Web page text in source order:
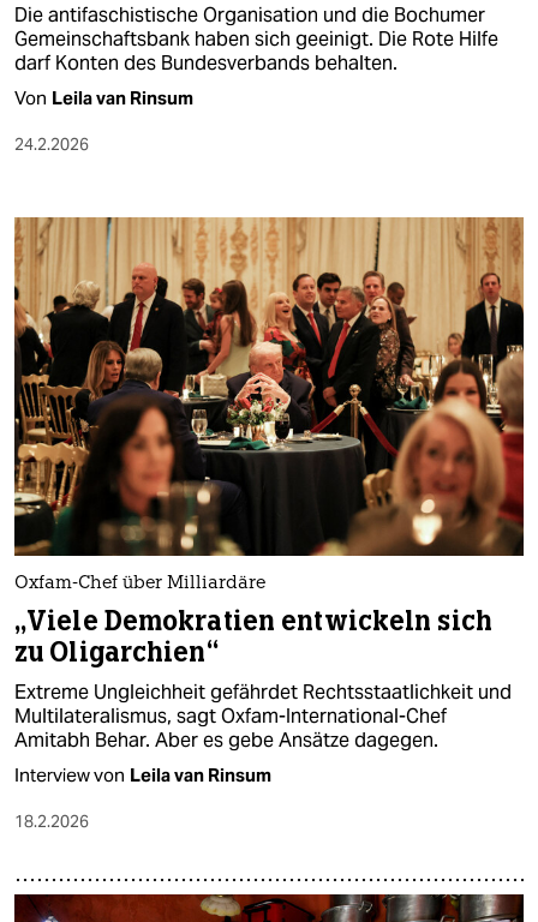
Die antifaschistische Organisation und die Bochumer
Gemeinschaftsbank haben sich geeinigt. Die Rote Hilfe
darf Konten des Bundesverbands behalten.
Von Leila van Rinsum
24.2.2026
Oxfam-Chef über Milliardäre
„Viele Demokratien entwickeln sich
zu Oligarchien“
Extreme Ungleichheit gefährdet Rechtsstaatlichkeit und
Multilateralismus, sagt Oxfam-International-Chef
Amitabh Behar. Aber es gebe Ansätze dagegen.
Interview von Leila van Rinsum
18.2.2026